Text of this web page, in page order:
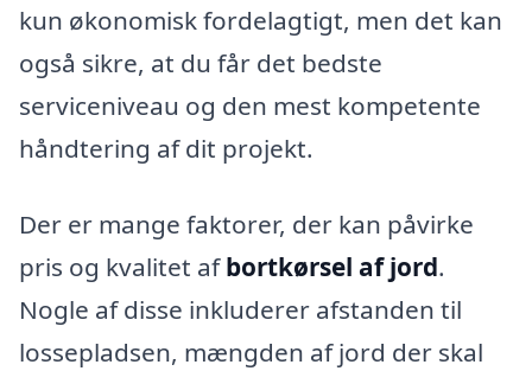
kun økonomisk fordelagtigt, men det kan
også sikre, at du får det bedste
serviceniveau og den mest kompetente
håndtering af dit projekt.
Der er mange faktorer, der kan påvirke
pris og kvalitet afbortkørsel af jord.
Nogle af disse inkluderer afstanden til
lossepladsen, mængden af jord der skal